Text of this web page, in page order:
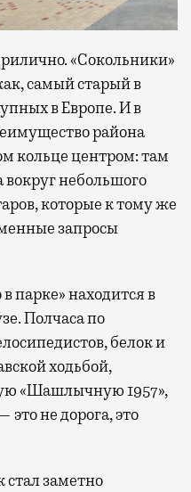
«Сокольники»
самый старый в
в Европе. И в
района
кольце центром: там
небольшого
которые к тому же
запросы
парке» находится в
Полчаса по
белок и
ходьбой,
«Шашлычную 1957»,
не дорога, это
стал заметно